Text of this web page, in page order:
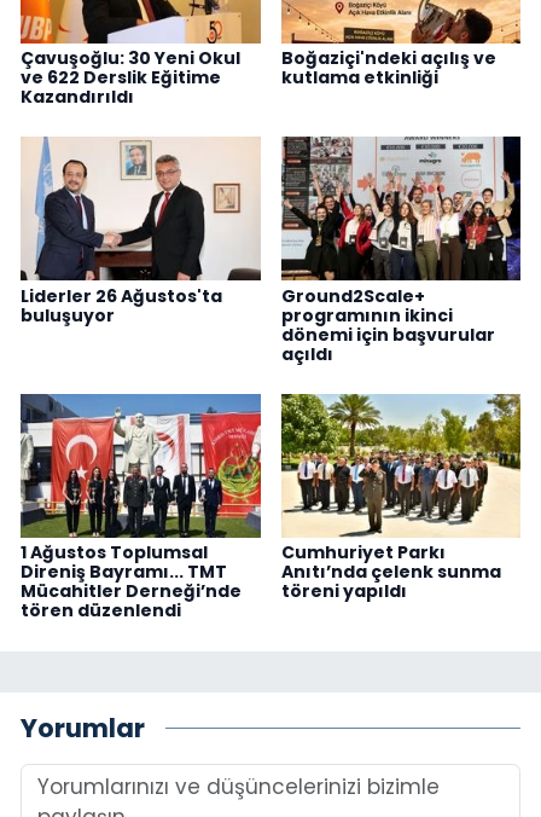
Çavuşoğlu: 30 Yeni Okul
ve 622 Derslik Eğitime
Kazandırıldı
Boğaziçi'ndeki açılış ve
kutlama etkinliği
Liderler 26 Ağustos'ta
buluşuyor
Ground2Scale+
programının ikinci
dönemi için başvurular
açıldı
1 Ağustos Toplumsal
Direniş Bayramı... TMT
Mücahitler Derneği’nde
tören düzenlendi
Cumhuriyet Parkı
Anıtı’nda çelenk sunma
töreni yapıldı
Yorumlar